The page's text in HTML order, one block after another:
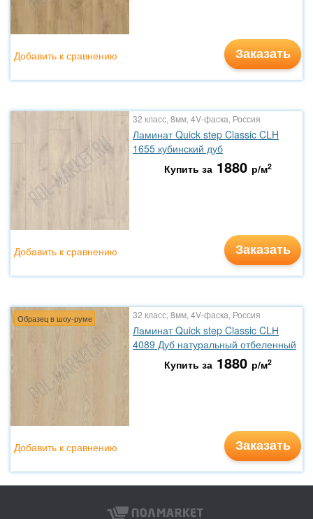
Заказать
Добавить к сравнению
32 класс, 8мм, 4V-фаска, Россия
Ламинат Quick step Classic CLH
1655 кубинский дуб
Купить за 1880 р/м2
Заказать
Добавить к сравнению
Образец в шоу-руме 32 класс, 8мм, 4V-фаска, Россия
Ламинат Quick step Classic CLН
4089 Дуб натуральный отбеленный
Купить за 1880 р/м2
Заказать
Добавить к сравнению